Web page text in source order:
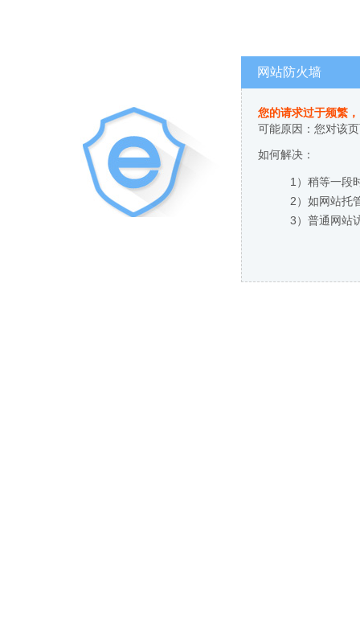
网站防火墙
您的请求过于频繁
可能原因：您对该
如何解决：
1）稍等一段
2）如网站托
3）普通网站